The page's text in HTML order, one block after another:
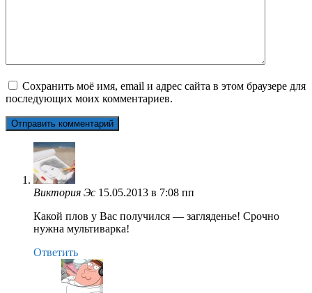
Сохранить моё имя, email и адрес сайта в этом браузере для
последующих моих комментариев.
Виктория Эс 15.05.2013 в 7:08 пп
Какой плов у Вас получился — загляденье! Срочно
нужна мультиварка!
Ответить